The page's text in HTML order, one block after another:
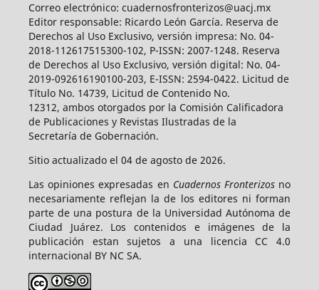
Correo electrónico: cuadernosfronterizos@uacj.mx
Editor responsable: Ricardo León García. Reserva de
Derechos al Uso Exclusivo, versión impresa: No. 04-
2018-112617515300-102, P-ISSN: 2007-1248. Reserva
de Derechos al Uso Exclusivo, versión digital: No. 04-
2019-092616190100-203, E-ISSN: 2594-0422. Licitud de
Título No. 14739, Licitud de Contenido No.
12312, ambos otorgados por la Comisión Calificadora
de Publicaciones y Revistas Ilustradas de la
Secretaría de Gobernación.
Sitio actualizado el 04 de agosto de 2026.
Las opiniones expresadas en Cuadernos Fronterizosno
necesariamente reflejan la de los editores ni forman
parte de una postura de la Universidad Autónoma de
Ciudad Juárez. Los contenidos e imágenes de la
publicación estan sujetos a una licencia CC 4.0
internacional BY NC SA.